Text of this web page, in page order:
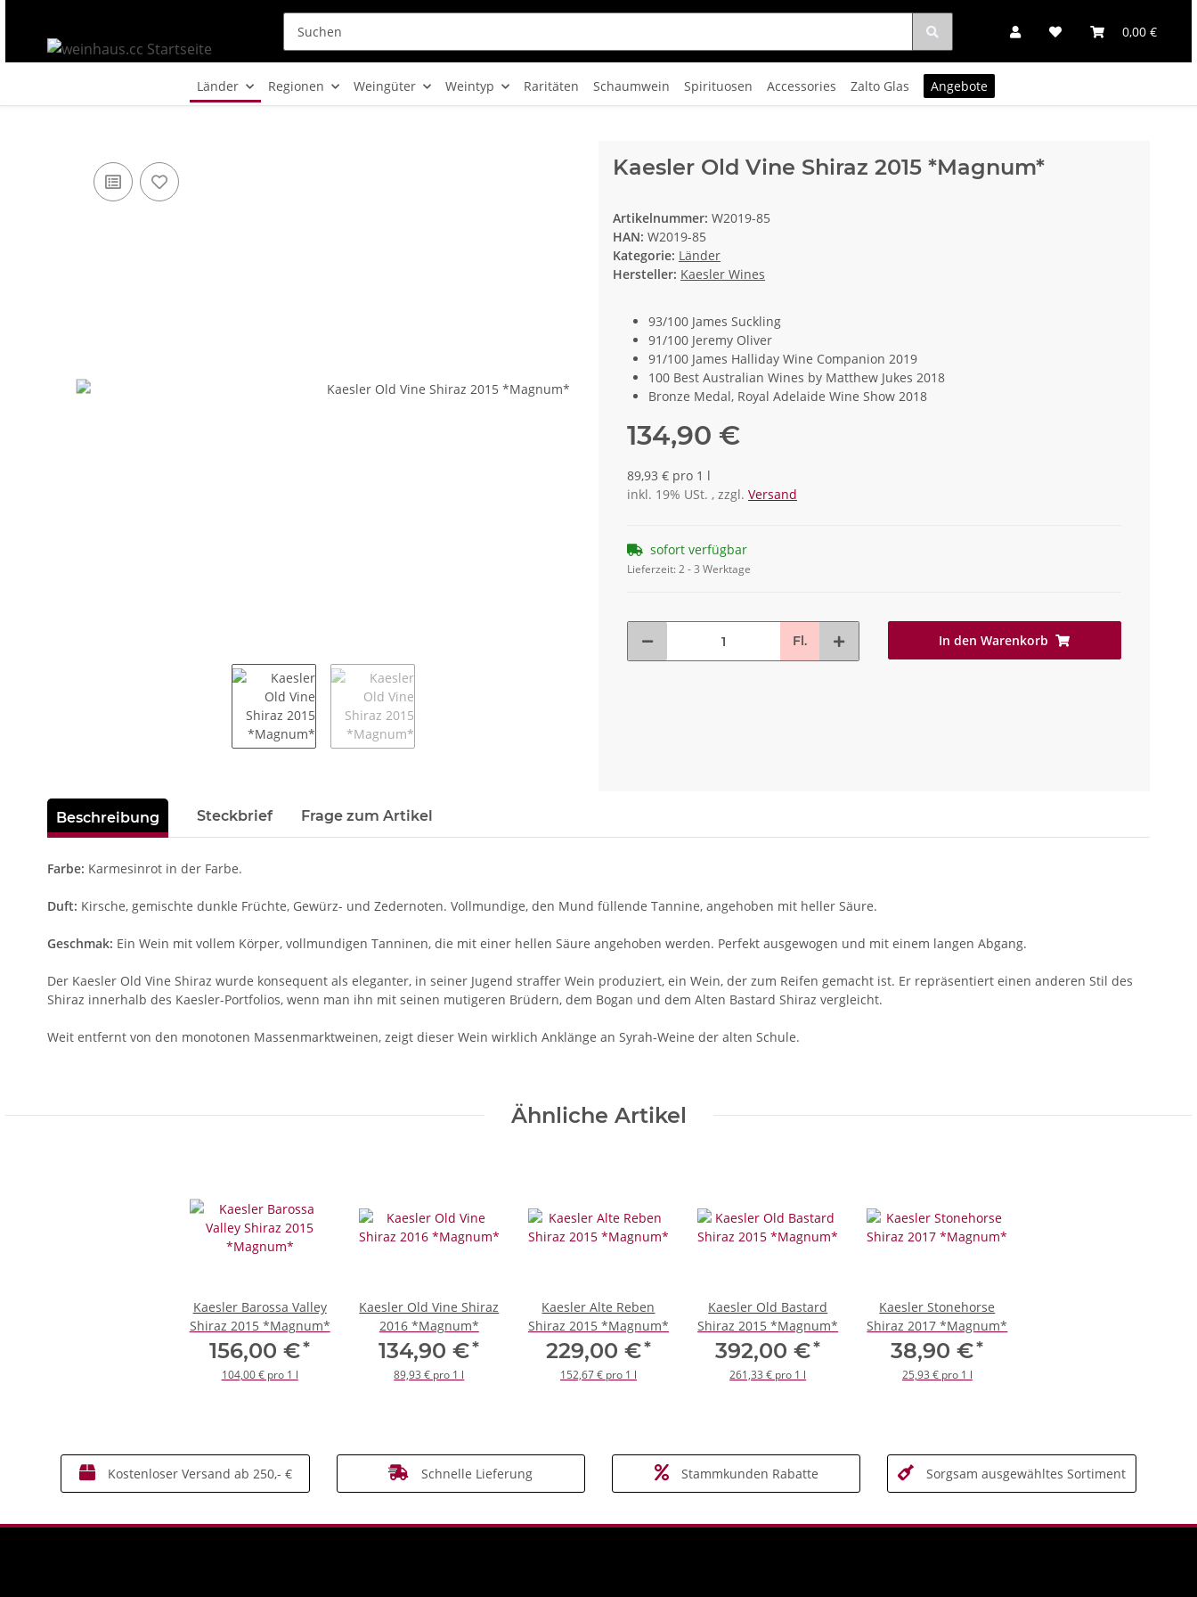
0,00 €
Länder Regionen Weingüter Weintyp Raritäten Schaumwein Spirituosen Accessories Zalto Glas Angebote
Kaesler Old Vine Shiraz 2015 *Magnum*
Artikelnummer: W2019-85
HAN: W2019-85
Kategorie: Länder
Hersteller: Kaesler Wines
93/100 James Suckling
91/100 Jeremy Oliver
91/100 James Halliday Wine Companion 2019
100 Best Australian Wines by Matthew Jukes 2018
Bronze Medal, Royal Adelaide Wine Show 2018
134,90 €
89,93 € pro 1 l
inkl. 19% USt. , zzgl. Versand
sofort verfügbar
Lieferzeit:2 - 3 Werktage
Fl. In den Warenkorb
weitere Registerkarten anzeigen
Beschreibung Steckbrief Frage zum Artikel
Farbe: Karmesinrot in der Farbe.
Duft: Kirsche, gemischte dunkle Früchte, Gewürz- und Zedernoten. Vollmundige, den Mund füllende Tannine, angehoben mit heller Säure.
Geschmak: Ein Wein mit vollem Körper, vollmundigen Tanninen, die mit einer hellen Säure angehoben werden. Perfekt ausgewogen und mit einem langen Abgang.
Der Kaesler Old Vine Shiraz wurde konsequent als eleganter, in seiner Jugend straffer Wein produziert, ein Wein, der zum Reifen gemacht ist. Er repräsentiert einen anderen Stil des
Shiraz innerhalb des Kaesler-Portfolios, wenn man ihn mit seinen mutigeren Brüdern, dem Bogan und dem Alten Bastard Shiraz vergleicht.
Weit entfernt von den monotonen Massenmarktweinen, zeigt dieser Wein wirklich Anklänge an Syrah-Weine der alten Schule.
Ähnliche Artikel
Kaesler Barossa Valley
Shiraz 2015 *Magnum*
156,00 €*
104,00 € pro 1 l
Kaesler Old Vine Shiraz
2016 *Magnum*
134,90 €*
89,93 € pro 1 l
Kaesler Alte Reben
Shiraz 2015 *Magnum*
229,00 €*
152,67 € pro 1 l
Kaesler Old Bastard
Shiraz 2015 *Magnum*
392,00 €*
261,33 € pro 1 l
Kaesler Stonehorse
Shiraz 2017 *Magnum*
38,90 €*
25,93 € pro 1 l
Kostenloser Versand ab 250,- € Schnelle Lieferung Stammkunden Rabatte Sorgsam ausgewähltes Sortiment